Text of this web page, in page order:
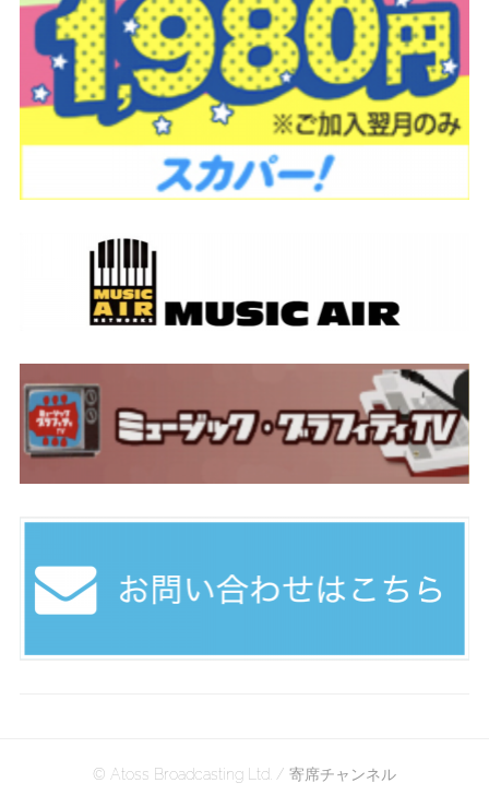
© Atoss Broadcasting Ltd. / 寄席チャンネル